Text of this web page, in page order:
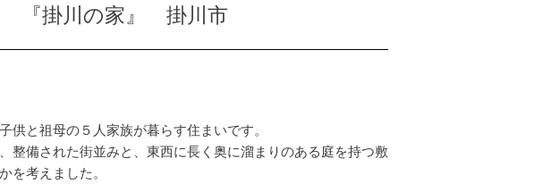
『掛川の家』 掛川市
供と祖母の５人家族が暮らす住まいです。
整備された街並みと、東西に長く奥に溜まりのある庭を持つ敷
を考えました。